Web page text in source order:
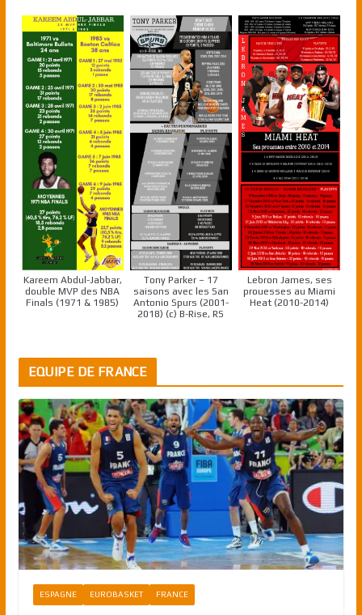
Kareem Abdul-Jabbar,
double MVP des NBA
Finals (1971 & 1985)
Tony Parker – 17
saisons avec les San
Antonio Spurs (2001-
2018) (c) B-Rise, RS
Lebron James, ses
prouesses au Miami
Heat (2010-2014)
EQUIPE DE FRANCE
ESPAGNE EUROBASKET FRANCE